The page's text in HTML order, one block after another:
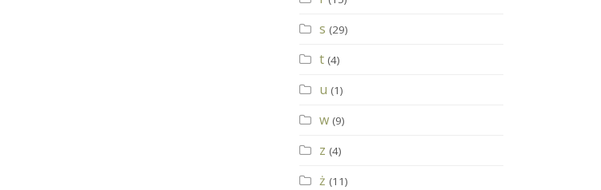
s (29)
t (4)
u (1)
w (9)
z (4)
ż (11)